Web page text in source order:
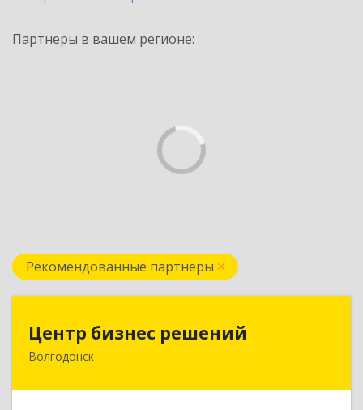
Партнеры в вашем регионе:
Рекомендованные партнеры
Центр бизнес решений
Волгодонск
Центр бизнес решений
347375, Ростовская обл, Волгодонск г,